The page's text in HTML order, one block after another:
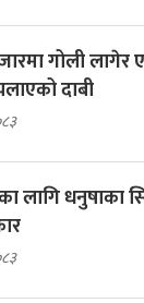
गोली
दाबी
लागि धनुषाका